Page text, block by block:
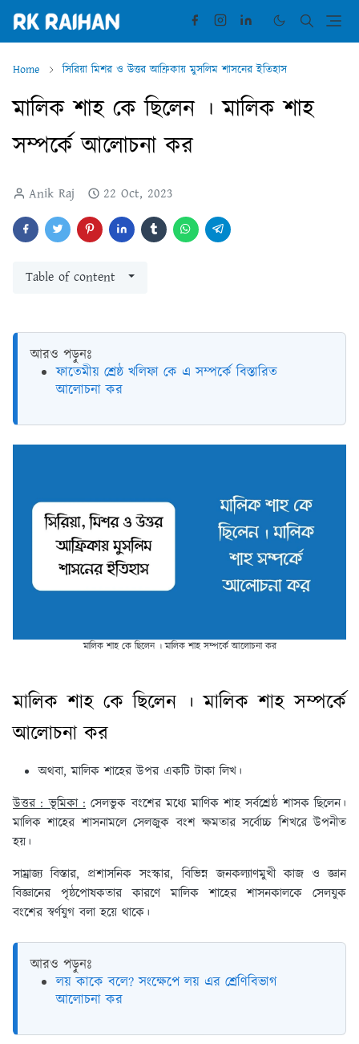
Home সিরিয়া মিশর ও উত্তর আফ্রিকায় মুসলিম শাসনের ইতিহাস
মালিক শাহ কে ছিলেন । মালিক শাহ
সম্পর্কে আলোচনা কর
Anik Raj 22 Oct, 2023
Table of content
আরও পড়ুনঃ
ফাতেমীয় শ্রেষ্ঠ খলিফা কে এ সম্পর্কে বিস্তারিত
আলোচনা কর
মালিক শাহ কে ছিলেন । মালিক শাহ সম্পর্কে আলোচনা কর
মালিক শাহ কে ছিলেন । মালিক শাহ সম্পর্কে
আলোচনা কর
অথবা, মালিক শাহের উপর একটি টাকা লিখ।
উত্তর : ভূমিকা : সেলভুক বংশের মধ্যে মাণিক শাহ সর্বশ্রেষ্ঠ শাসক ছিলেন।
মালিক শাহের শাসনামলে সেলজুক বংশ ক্ষমতার সর্বোচ্চ শিখরে উপনীত
হয়।
সাম্রাজ্য বিস্তার, প্রশাসনিক সংস্কার, বিভিন্ন জনকল্যাণমুখী কাজ ও জ্ঞান
বিজ্ঞানের পৃষ্ঠপোষকতার কারণে মালিক শাহের শাসনকালকে সেলযুক
বংশের স্বর্ণযুগ বলা হয়ে থাকে।
আরও পড়ুনঃ
লয় কাকে বলে? সংক্ষেপে লয় এর শ্রেণিবিভাগ
আলোচনা কর